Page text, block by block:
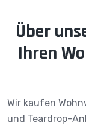
Über
Ihren
Wir kaufen
und Teardrop-